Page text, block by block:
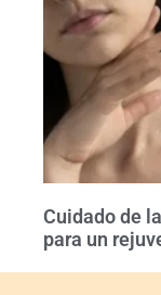
Cuidado de
para un